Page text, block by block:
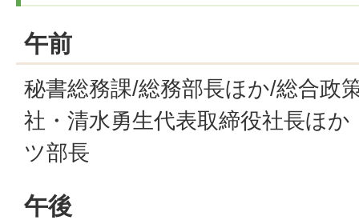
午前
秘書総務課/総務部長ほか/総合政
社・清水勇生代表取締役社長ほ
ツ部長
午後